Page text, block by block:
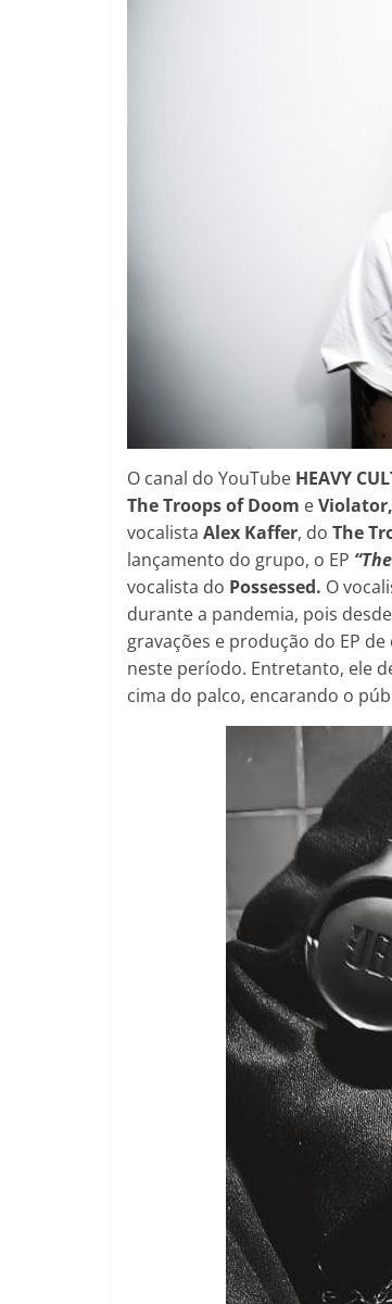
O canal do YouTube HEAVY
The Troops of Doom eViolator,
vocalista Alex Kaffer, do The
lançamento do grupo, o EP
vocalista do Possessed. O
durante a pandemia, pois
gravações e produção do EP
neste período. Entretanto, ele
cima do palco, encarando o